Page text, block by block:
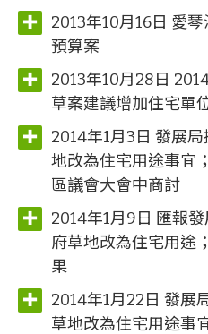
2013年10月16日 愛
預算案
2013年10月28日
草案建議增加住宅單
2014年1月3日 發展
地改為住宅用途事宜
區議會大會中商討
2014年1月9日 匯報
府草地改為住宅用途
果
2014年1月22日 發展
草地改為住宅用途事